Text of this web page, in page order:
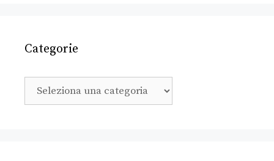
Categorie